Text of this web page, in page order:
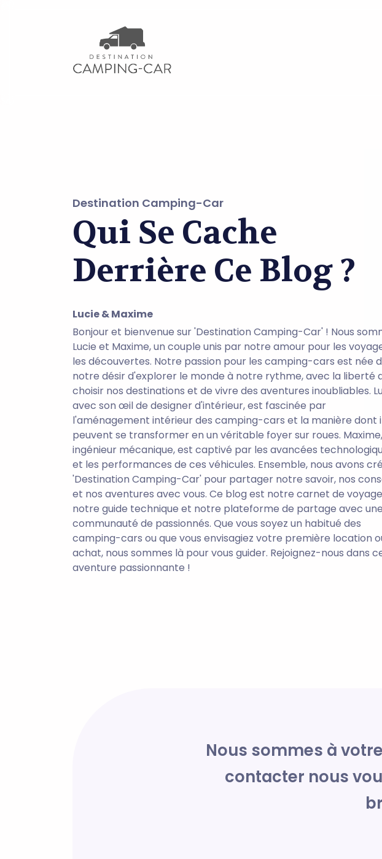
Destination Camping-Car
Qui Se Cache
Derrière Ce Blog ?
Lucie & Maxime
Bonjour et bienvenue sur 'Destination Camping-Car' ! Nous
Lucie et Maxime, un couple unis par notre amour pour les
les découvertes. Notre passion pour les camping-cars est née
notre désir d'explorer le monde à notre rythme, avec la liberté
choisir nos destinations et de vivre des aventures inoubliables.
avec son œil de designer d'intérieur, est fascinée par
l'aménagement intérieur des camping-cars et la manière dont
peuvent se transformer en un véritable foyer sur roues. Maxime,
ingénieur mécanique, est captivé par les avancées
et les performances de ces véhicules. Ensemble, nous avons
'Destination Camping-Car' pour partager notre savoir, nos
et nos aventures avec vous. Ce blog est notre carnet de
notre guide technique et notre plateforme de partage avec une
communauté de passionnés. Que vous soyez un habitué des
camping-cars ou que vous envisagiez votre première location
achat, nous sommes là pour vous guider. Rejoignez-nous dans
aventure passionnante !
Nous sommes à
contacter nous